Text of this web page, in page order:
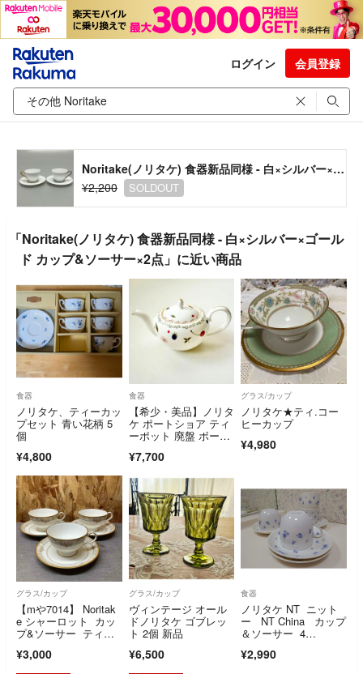
ログイン 会員登録
Noritake(ノリタケ) 食器新品同様 - 白×シルバー×ゴールド カップ&ソーサー×2点
¥2,200
SOLDOUT
「Noritake(ノリタケ) 食器新品同様 - 白×シルバー×ゴール
ド カップ&ソーサー×2点」に近い商品
食器
ノリタケ、ティーカッ
プセット 青い花柄 5
個
¥4,800
食器
【希少・美品】ノリタ
ケ ポートショア ティ
ーポット 廃盤 ボーン
¥7,700
グラス/カップ
ノリタケ★ティ.コー
ヒーカップ
¥4,980
グラス/カップ
【mや7014】 Noritak
e シャーロット カッ
プ&ソーサー ティー
プ ノリタケ 洋食器
¥3,000
グラス/カップ
ヴィンテージ オール
ドノリタケ ゴブレッ
ト 2個 新品
¥6,500
食器
ノリタケ NT ニット
ー NT China カップ
＆ソーサー 4
¥2,990